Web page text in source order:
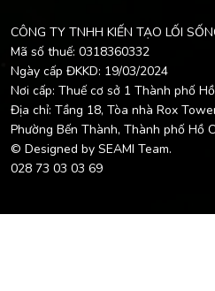
CÔNG TY TNHH KIẾN TẠO LỐI
Mã số thuế: 0318360332
Ngày cấp ĐKKD: 19/03/2024
Nơi cấp: Thuế cơ sở 1 Thành phố
Địa chỉ: Tầng 18, Tòa nhà Rox
Phường Bến Thành, Thành phố Hồ
© Designed by SEAMI Team.
028 73 03 03 69